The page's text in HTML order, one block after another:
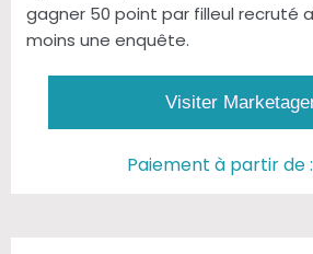
gagner 50 point par filleul recruté
moins une enquête.
Visiter
Paiement à partir de